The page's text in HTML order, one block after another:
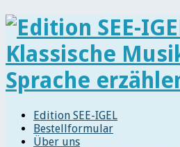
Edition SEE-IGEL
Bestellformular
Über uns